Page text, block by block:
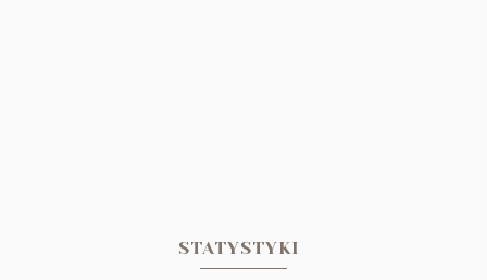
STATYSTYKI